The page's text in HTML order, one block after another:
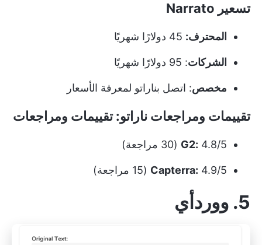
تسعير Narrato
المحترف:
الشركات: 95 دولارًا شهريًا
مخصص: اتصل بناراتو لمعرفة الأسعار
تقييمات ومراجعات ناراتو: تقييمات ومراجعات
G2: 4.8/5 (30 مراجعة)
Capterra: 4.9/5 (15 مراجعة)
5. ووردأي